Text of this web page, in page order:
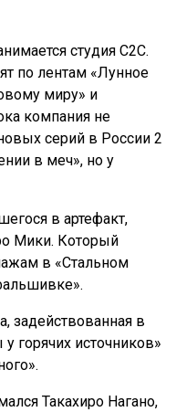
студия С2С.
по лентам «Лунное
миру» и
компания не
серий в России 2
в меч», но у
в артефакт,
Мики. Который
в «Стальном
задействованная в
горячих источников»
Такахиро Нагано,